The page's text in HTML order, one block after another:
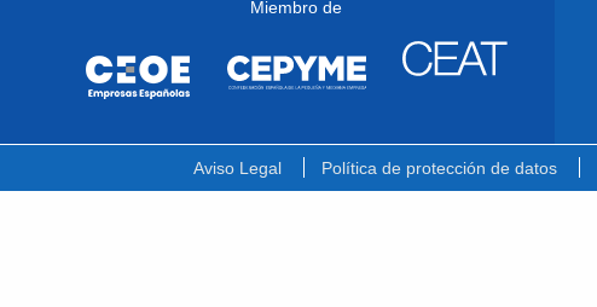
Miembro de
Aviso Legal Política de protección de datos